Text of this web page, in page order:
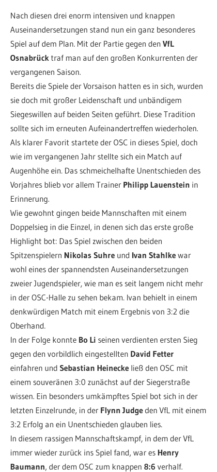
Nach diesen drei enorm intensiven und knappen
Auseinandersetzungen stand nun ein ganz besonderes
Spiel auf dem Plan. Mit der Partie gegen denVfL
Osnabrücktraf man auf den großen Konkurrenten der
vergangenen Saison.
Bereits die Spiele der Vorsaison hatten es in sich, wurden
sie doch mit großer Leidenschaft und unbändigem
Siegeswillen auf beiden Seiten geführt. Diese Tradition
sollte sich im erneuten Aufeinandertreffen wiederholen.
Als klarer Favorit startete der OSC in dieses Spiel, doch
wie im vergangenen Jahr stellte sich ein Match auf
Augenhöhe ein. Das schmeichelhafte Unentschieden des
Vorjahres blieb vor allem Trainer Philipp Lauenstein in
Erinnerung.
Wie gewohnt gingen beide Mannschaften mit einem
Doppelsieg in die Einzel, in denen sich das erste große
Highlight bot: Das Spiel zwischen den beiden
Spitzenspielern Nikolas Suhre und Ivan Stahlkewar
wohl eines der spannendsten Auseinandersetzungen
zweier Jugendspieler, wie man es seit langem nicht mehr
in der OSC-Halle zu sehen bekam. Ivan behielt in einem
denkwürdigen Match mit einem Ergebnis von 3:2 die
Oberhand.
In der Folge konnte Bo Li seinen verdienten ersten Sieg
gegen den vorbildlich eingestellten David Fetter
einfahren undSebastian Heinecke ließ den OSC mit
einem souveränen 3:0 zunächst auf der Siegerstraße
wissen. Ein besonders umkämpftes Spiel bot sich in der
letzten Einzelrunde, in der Flynn Judgeden VfL mit einem
3:2 Erfolg an ein Unentschieden glauben lies.
In diesem rassigen Mannschaftskampf, in dem der VfL
immer wieder zurück ins Spiel fand, war es Henry
Baumann, der dem OSC zum knappen 8:6 verhalf.